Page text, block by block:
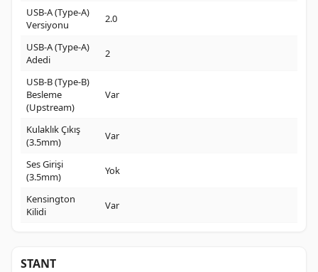
USB-A (Type-A)
Versiyonu
2.0
USB-A (Type-A)
Adedi
2
USB-B (Type-B)
Besleme
(Upstream)
Var
Kulaklık Çıkış
(3.5mm)
Var
Ses Girişi
(3.5mm)
Yok
Kensington
Kilidi
Var
STANT